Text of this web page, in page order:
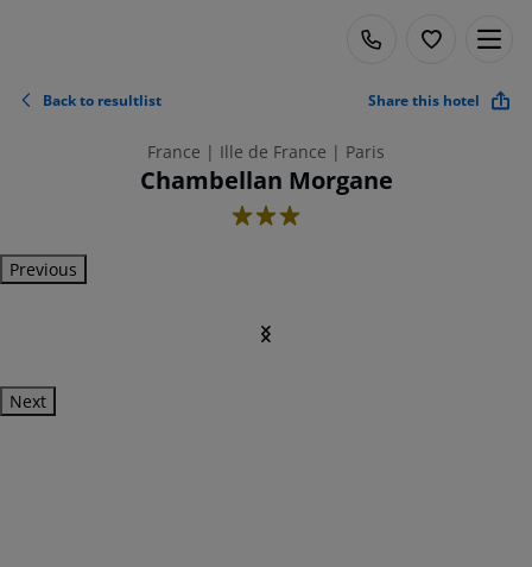
Back to resultlist Share this hotel
France | Ille de France | Paris
Chambellan Morgane
3
Previous
Next